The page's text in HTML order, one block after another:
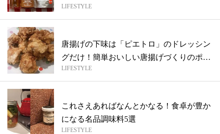
LIFESTYLE
唐揚げの下味は「ピエトロ」のドレッシン
グだけ！簡単おいしい唐揚げづくりのポイ
ント
LIFESTYLE
これさえあればなんとかなる！食卓が豊か
になる名品調味料5選
LIFESTYLE